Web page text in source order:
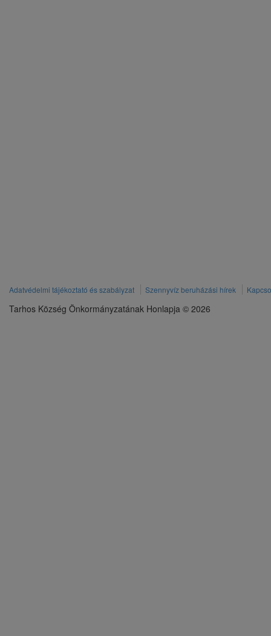
Adatvédelmi tájékoztató és szabályzat Szennyvíz beruházási hírek
Tarhos Község Önkormányzatának Honlapja © 2026